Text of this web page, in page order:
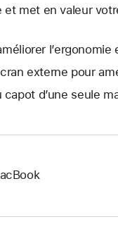
met en valeur
l’ergonomie
externe pour
d’une seule